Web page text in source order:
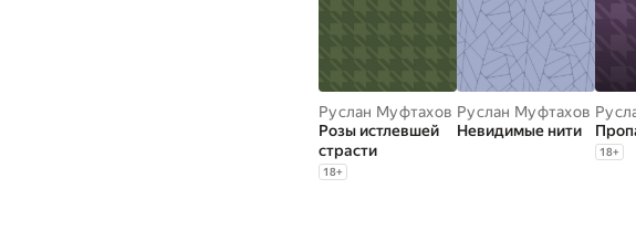
Руслан Муфтахов
Розы истлевшей
страсти
18+
Руслан Муфтахов
Невидимые нити
18+